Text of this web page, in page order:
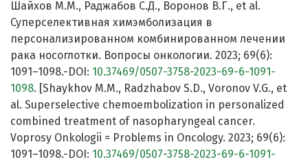
Шайхов М.М., Раджабов С.Д., Воронов В.Г., et al.
Суперселективная химэмболизация в
персонализированном комбинированном лечении
рака носоглотки. Вопросы онкологии. 2023; 69(6):
1091–1098.-DOI: 10.37469/0507-3758-2023-69-6-1091-
1098. [Shaykhov M.M., Radzhabov S.D., Voronov V.G., et
al. Superselective chemoembolization in personalized
combined treatment of nasopharyngeal cancer.
Voprosy Onkologii = Problems in Oncology. 2023; 69(6):
1091–1098.-DOI: 10.37469/0507-3758-2023-69-6-1091-